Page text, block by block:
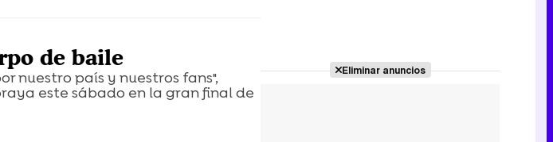
de baile
nuestro país y nuestros fans",
este sábado en la gran final de
Eliminar anuncios